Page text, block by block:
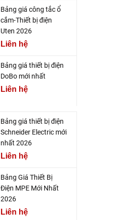
Bảng giá công tắc ổ
cắm-Thiết bị điện
Uten 2026
Liên hệ
Bảng giá thiết bị điện
DoBo mới nhất
Liên hệ
Bảng giá thiết bị điện
Schneider Electric mới
nhất 2026
Liên hệ
Bảng Giá Thiết Bị
Điện MPE Mới Nhất
2026
Liên hệ